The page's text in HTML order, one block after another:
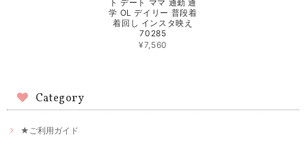
ト デート ママ 通勤 通
学 OL デイリー 普段着
着回し インスタ映え
70285
¥7,560
Category
★ご利用ガイド